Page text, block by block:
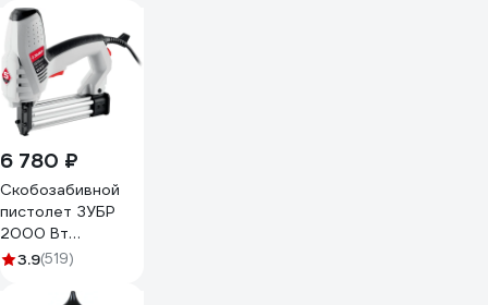
INDUSTRIAL
CBNLI2005
6 780 ₽
Скобозабивной
пистолет ЗУБР
2000 Вт
ЗСП-2000
3.9(519)